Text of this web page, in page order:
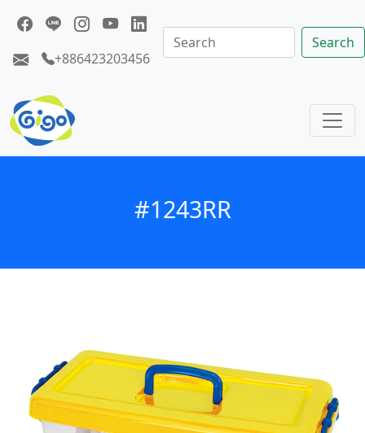
+886423203456
Search
#1243RR